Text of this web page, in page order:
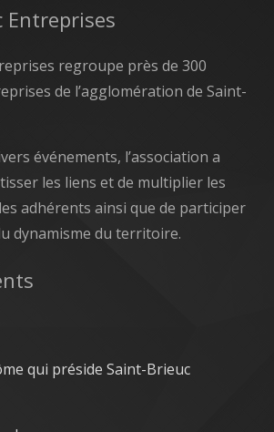
Entreprises
regroupe près de 300
de l’agglomération de Saint-
événements, l’association a
les liens et de multiplier les
adhérents ainsi que de participer
dynamisme du territoire.
qui préside Saint-Brieuc